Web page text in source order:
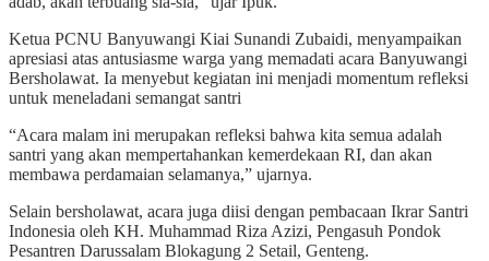
Ketua PCNU Banyuwangi Kiai Sunandi Zubaidi, menyampaikan
apresiasi atas antusiasme warga yang memadati acara Banyuwangi
Bersholawat. Ia menyebut kegiatan ini menjadi momentum refleksi
untuk meneladani semangat santri
“Acara malam ini merupakan refleksi bahwa kita semua adalah
santri yang akan mempertahankan kemerdekaan RI, dan akan
membawa perdamaian selamanya,” ujarnya.
Selain bersholawat, acara juga diisi dengan pembacaan Ikrar Santri
Indonesia oleh KH. Muhammad Riza Azizi, Pengasuh Pondok
Pesantren Darussalam Blokagung 2 Setail, Genteng.